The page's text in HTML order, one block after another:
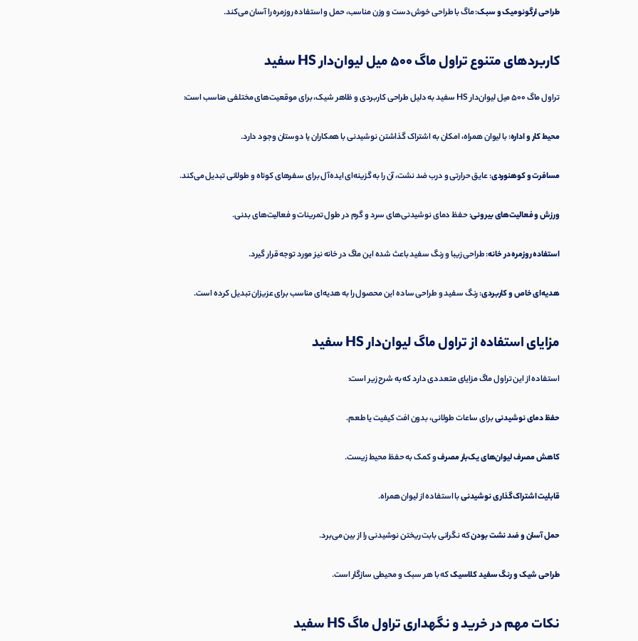
طراحی ارگونومیک و سبک: ماگ با طراحی خوش‌دست و وزن مناسب، حمل و استفاده روزمره را آسان می‌کند.
کاربردهای متنوع تراول ماگ 500 میل لیوان‌دار HS سفید
تراول ماگ 500 میل لیوان‌دار HS سفید به دلیل طراحی کاربردی و ظاهر شیک، برای موقعیت‌های مختلفی مناسب است:
محیط کار و اداره: با لیوان همراه، امکان به اشتراک گذاشتن نوشیدنی با همکاران یا دوستان وجود دارد.
مسافرت و کوهنوردی: عایق حرارتی و درب ضد نشت، آن را به گزینه‌ای ایده‌آل برای سفرهای کوتاه و طولانی تبدیل می‌کند.
ورزش و فعالیت‌های بیرونی: حفظ دمای نوشیدنی‌های سرد و گرم در طول تمرینات و فعالیت‌های بدنی.
استفاده روزمره در خانه: طراحی زیبا و رنگ سفید باعث شده این ماگ در خانه نیز مورد توجه قرار گیرد.
هدیه‌ای خاص و کاربردی: رنگ سفید و طراحی ساده این محصول را به هدیه‌ای مناسب برای عزیزان تبدیل کرده است.
مزایای استفاده از تراول ماگ لیوان‌دار HS سفید
استفاده از این تراول ماگ مزایای متعددی دارد که به شرح زیر است:
حفظ دمای نوشیدنیبرای ساعات طولانی، بدون افت کیفیت یا طعم.
کاهش مصرف لیوان‌های یک‌بار مصرفو کمک به حفظ محیط زیست.
قابلیت اشتراک‌گذاری نوشیدنیبا استفاده از لیوان همراه.
حمل آسان و ضد نشت بودنکه نگرانی بابت ریختن نوشیدنی را از بین می‌برد.
طراحی شیک و رنگ سفید کلاسیککه با هر سبک و محیطی سازگار است.
نکات مهم در خرید و نگهداری تراول ماگ HS سفید